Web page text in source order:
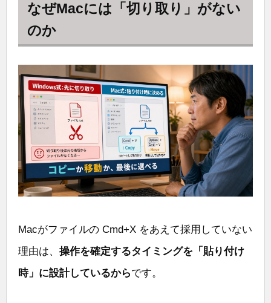
なぜMacには「切り取り」がない
のか
Macがファイルの Cmd+X をあえて採用していない
理由は、 操作を確定するタイミングを「貼り付け
時」に設計しているからです。